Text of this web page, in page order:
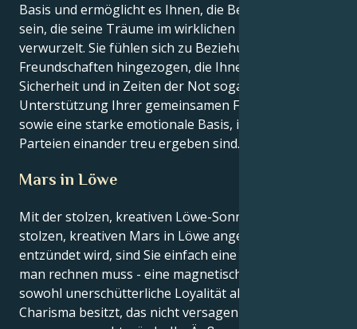
Basis und ermöglicht es Ihnen, die Bezugsperson zu
sein, die seine Träume im wirklichen Leben
verwurzelt. Sie fühlen sich zu Beziehungen und
Freundschaften hingezogen, die Ihnen ein Gefühl der
Sicherheit und in Zeiten der Not sogar die
Unterstützung Ihrer gemeinsamen Freunde bieten,
sowie eine starke emotionale Basis, in der beide
Parteien einander treu ergeben sind.
Mars in Löwe
Mit der stolzen, kreativen Löwe-Sonne, die durch den
stolzen, kreativen Mars in Löwe angeregt und
entzündet wird, sind Sie einfach eine Kraft, mit der
man rechnen muss - eine magnetische Präsenz, die
sowohl unerschütterliche Loyalität als auch ein
Charisma besitzt, das nicht versagen würde, selbst